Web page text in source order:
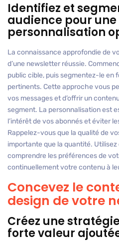
Identifiez et
audience pour une
personnalisation
La connaissance approfondie de
d’une newsletter réussie.
public cible, puis segmentez-le en
pertinents. Cette approche vous
vos messages et d’offrir un
segment. La personnalisation est
l’intérêt de vos abonnés et éviter
Rappelez-vous que la qualité de
importante que la quantité. Utilisez
comprendre les préférences de
continuellement votre contenu à
Concevez le
design de votre
Créez une
forte valeur